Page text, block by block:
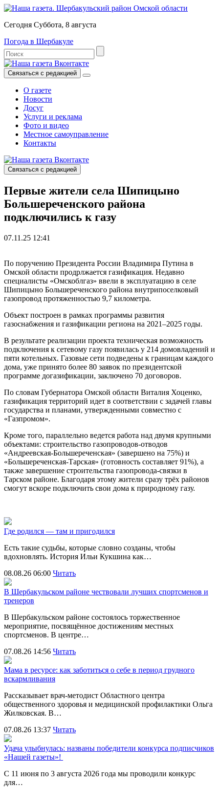
Сегодня Суббота, 8 августа
Погода в Шербакуле
Связаться с редакцией
О газете
Новости
Досуг
Услуги и реклама
Фото и видео
Местное самоуправление
Контакты
Связаться с редакцией
Первые жители села Шипицыно
Большереченского района
подключились к газу
07.11.25 12:41
По поручению Президента России Владимира Путина в
Омской области продрлжается газификация. Недавно
специалисты «Омскоблгаз» ввели в эксплуатацию в селе
Шипицыно Большереченского района внутрипоселковый
газопровод протяженностью 9,7 километра.
Объект построен в рамках программы развития
газоснабжения и газификации региона на 2021–2025 годы.
В результате реализации проекта техническая возможность
подключения к сетевому газу появилась у 214 домовладений и
пяти котельных. Газовые сети подведены к границам каждого
дома, уже принято более 80 заявок по президентской
программе догазификации, заключено 70 договоров.
По словам Губернатора Омской области Виталия Хоценко,
газификация территорий идет в соответствии с задачей главы
государства и планами, утвержденными совместно с
«Газпромом».
Кроме того, параллельно ведется работа над двумя крупными
объектами: строительство газопроводов-отводов
«Андреевская-Большереченская» (завершено на 75%) и
«Большереченская-Тарская» (готовность составляет 91%), а
также завершение строительства газопровода-связки в
Тарском районе. Благодаря этому жители сразу трёх районов
смогут вскоре подключить свои дома к природному газу.
Где родился — там и пригодился
Есть такие судьбы, которые словно созданы, чтобы
вдохновлять. История Ильи Кукшина как…
08.08.26 06:00 Читать
В Шербакульском районе чествовали лучших спортсменов и
тренеров
В Шербакульском районе состоялось торжественное
мероприятие, посвящённое достижениям местных
спортсменов. В центре…
07.08.26 14:56 Читать
Мама в ресурсе: как заботиться о себе в период грудного
вскармливания
Рассказывает врач-методист Областного центра
общественного здоровья и медицинской профилактики Ольга
Жилковская. В…
07.08.26 13:37 Читать
Удача улыбнулась: названы победители конкурса подписчиков
«Нашей газеты»!
С 11 июня по 3 августа 2026 года мы проводили конкурс
для…